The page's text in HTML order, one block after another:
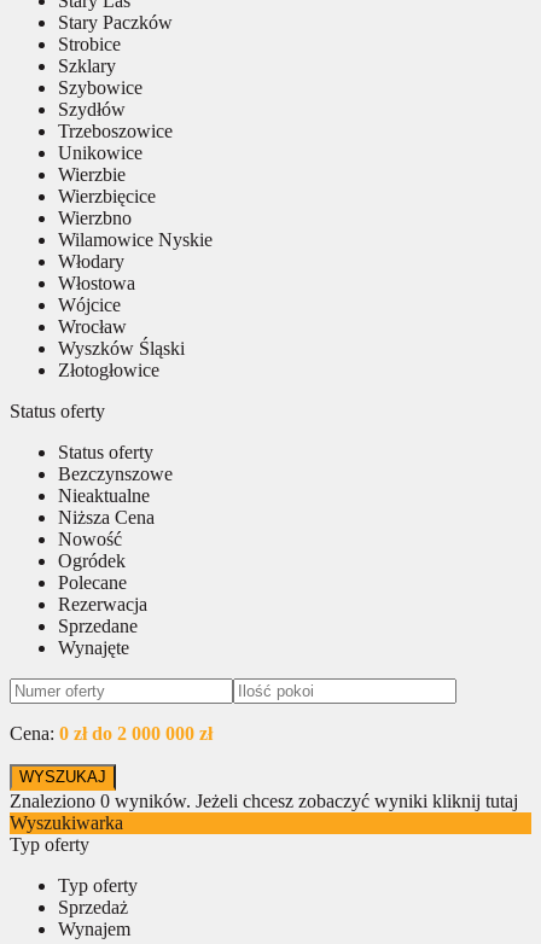
Stary Paczków
Strobice
Szklary
Szybowice
Szydłów
Trzeboszowice
Unikowice
Wierzbie
Wierzbięcice
Wierzbno
Wilamowice Nyskie
Włodary
Włostowa
Wójcice
Wrocław
Wyszków Śląski
Złotogłowice
Status oferty
Status oferty
Bezczynszowe
Nieaktualne
Niższa Cena
Nowość
Ogródek
Polecane
Rezerwacja
Sprzedane
Wynajęte
Cena: 0 zł do 2 000 000 zł
Znaleziono 0 wyników. Jeżeli chcesz zobaczyć wyniki kliknij tutaj
Wyszukiwarka
Typ oferty
Typ oferty
Sprzedaż
Wynajem